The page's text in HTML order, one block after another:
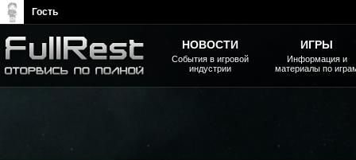
НОВОСТИ
События в игровой
индустрии
ИГРЫ
Информация и
материалы по
Гость